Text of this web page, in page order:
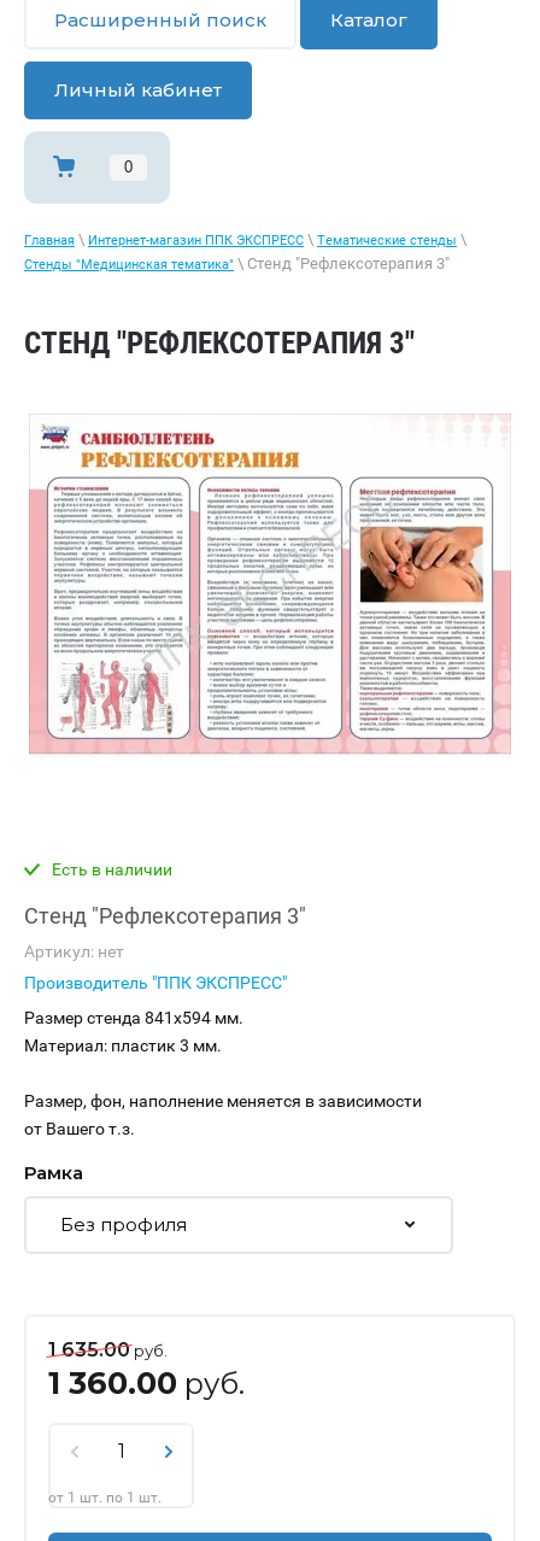
Расширенный поиск Каталог
Личный кабинет
0
Главная \ Интернет-магазин ППК ЭКСПРЕСС \ Тематические стенды \
Стенды "Медицинская тематика" \ Стенд "Рефлексотерапия 3"
СТЕНД "РЕФЛЕКСОТЕРАПИЯ 3"
Есть в наличии
Стенд "Рефлексотерапия 3"
Артикул: нет
Производитель "ППК ЭКСПРЕСС"
Размер стенда 841х594 мм.
Материал: пластик 3 мм.
Размер, фон, наполнение меняется в зависимости
от Вашего т.з.
Рамка
1 635.00руб.
1 360.00 руб.
от 1 шт. по 1 шт.